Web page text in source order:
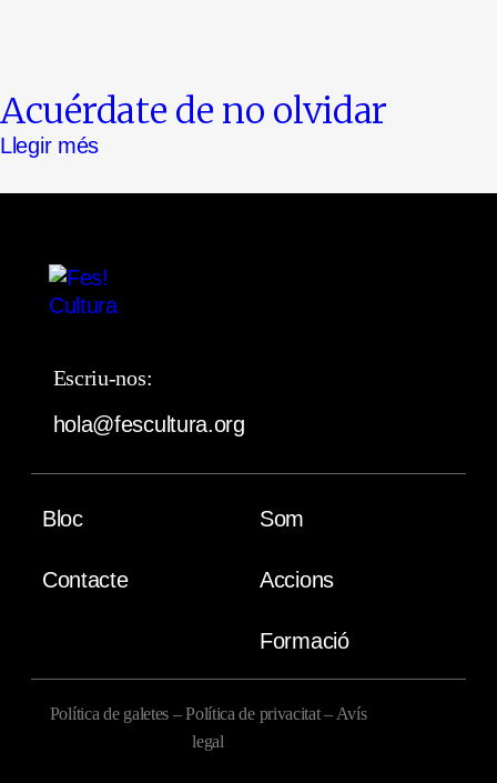
Acuérdate de no olvidar
Llegir més
Som
Accions
Formació
Bloc
Contacte
Escriu-nos:
hola@fescultura.org
Política de galetes –Política de privacitat– Avís
legal